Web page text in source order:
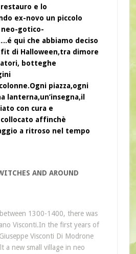
e lo
ex-novo un piccolo
gotico-
qui che abbiamo deciso
di Halloween,tra dimore
botteghe
piazza,ogni
lanterna,un’insegna,il
con cura e
affinchè
a ritroso nel tempo
AND AROUND
1300-1400, there was
Visconti.In the first years of
Visconti Di Modrone
a new small village in neo